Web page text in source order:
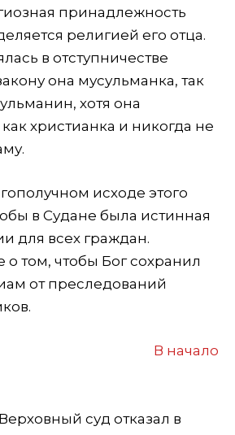
принадлежность
религией его отца.
в отступничестве
она мусульманка, так
хотя она
христианка и никогда не
исходе этого
в Судане была истинная
для всех граждан.
о том, чтобы Бог сохранил
от преследований
В начало